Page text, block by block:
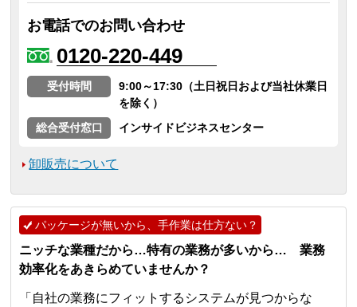
お電話でのお問い合わせ
0120-220-449
受付時間
9:00～17:30（土日祝日および当社休業日
を除く）
総合受付窓口
インサイドビジネスセンター
卸販売について
パッケージが無いから、手作業は仕方ない？
ニッチな業種だから…特有の業務が多いから… 業務
効率化をあきらめていませんか？
「自社の業務にフィットするシステムが見つからな